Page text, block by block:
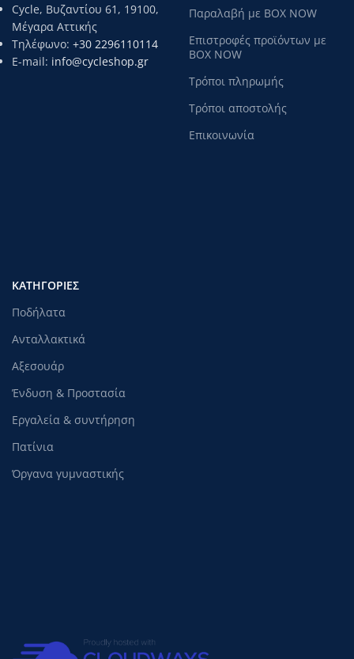
Cycle, Βυζαντίου 61, 19100,
Μέγαρα Αττικής
Τηλέφωνο: +30 2296110114
E-mail: info@cycleshop.gr
Παραλαβή με BOX NOW
Επιστροφές προϊόντων με
BOX NOW
Τρόποι πληρωμής
Τρόποι αποστολής
Επικοινωνία
ΚΑΤΗΓΟΡΊΕΣ
Ποδήλατα
Ανταλλακτικά
Αξεσουάρ
Ένδυση & Προστασία
Εργαλεία & συντήρηση
Πατίνια
Όργανα γυμναστικής